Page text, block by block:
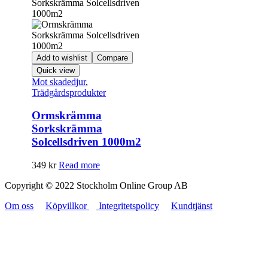
Add to wishlist
Compare
Quick view
Mot skadedjur,
Trädgårdsprodukter
Ormskrämma
Sorkskrämma
Solcellsdriven 1000m2
349 kr Read more
Copyright © 2022 Stockholm Online Group AB
Om oss
Köpvillkor Integritetspolicy Kundtjänst